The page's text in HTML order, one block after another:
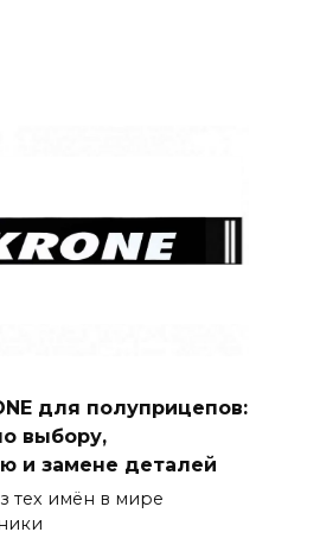
для полуприцепов:
выбору,
и замене деталей
тех имён в мире